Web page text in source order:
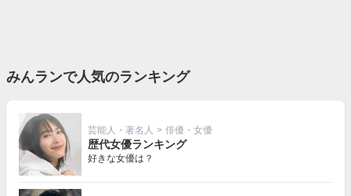
みんランで人気のランキング
芸能人・著名人 > 俳優・女優
歴代女優ランキング
好きな女優は？